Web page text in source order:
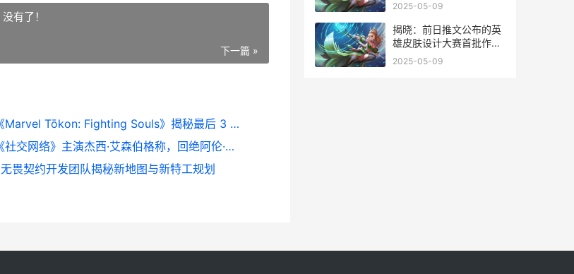
没有了！
下一篇 »
《Marvel Tōkon: Fighting Souls》揭秘最后 3 位可玩人物，PlayStation 标志性角色惊鸿一瞥 marvelkous
《社交网络》主演杰西·艾森伯格称，回绝阿伦·索尔金再次出演扎克伯格的邀约“感觉就像是在辜负美国” 社交网络第四集
| 无畏契约开发团队揭秘新地图与新特工规划
2025-05-09
揭晓：前日推文公布的英
雄皮肤设计大赛首批作品
概括 今日推文推荐小说排
2025-05-09